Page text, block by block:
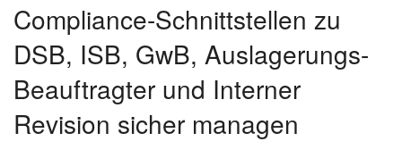
Compliance-Schnittstellen zu
DSB, ISB, GwB, Auslagerungs-
Beauftragter und Interner
Revision sicher managen